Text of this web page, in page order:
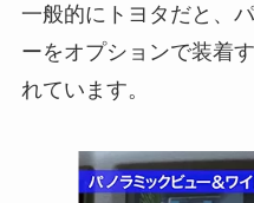
一般的にトヨタだと、
ーをオプションで装着
れています。